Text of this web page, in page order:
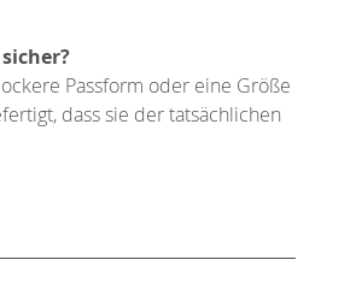
Passform oder eine Größe
dass sie der tatsächlichen